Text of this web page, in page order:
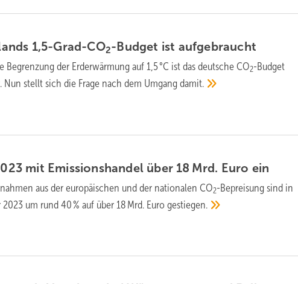
1,5-Grad-CO2-Budget ist aufgebraucht
Begrenzung der Erderwärmung auf 1,5 °C ist das deutsche CO2-Budget
Nun stellt sich die Frage nach dem Umgangdamit.
mit Emissions­handel über 18 Mrd. Euro ein
aus der europäischen und der nationalen CO2-Bepreisung sind in
um rund 40 % auf über 18 Mrd. Eurogestiegen.